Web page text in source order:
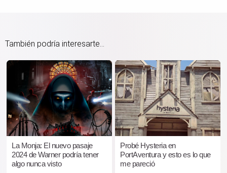
También podría interesarte...
La Monja: El nuevo pasaje
2024 de Warner podría tener
algo nunca visto
Probé Hysteria en
PortAventura y esto es lo que
me pareció